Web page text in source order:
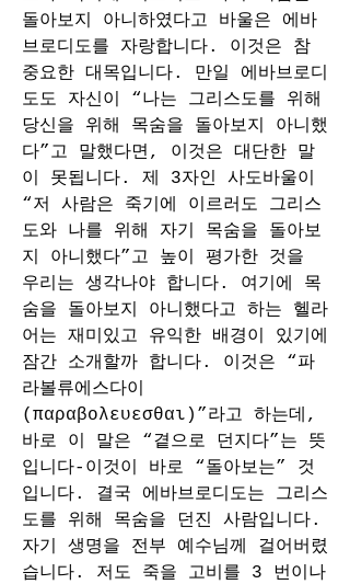
돌아보지 아니하였다고 바울은 에바
브로디도를 자랑합니다. 이것은 참
중요한 대목입니다. 만일 에바브로디
도도 자신이 “나는 그리스도를 위해
당신을 위해 목숨을 돌아보지 아니했
다”고 말했다면, 이것은 대단한 말
이 못됩니다. 제 3자인 사도바울이
“저 사람은 죽기에 이르러도 그리스
도와 나를 위해 자기 목숨을 돌아보
지 아니했다”고 높이 평가한 것을
우리는 생각나야 합니다. 여기에 목
숨을 돌아보지 아니했다고 하는 헬라
어는 재미있고 유익한 배경이 있기에
잠간 소개할까 합니다. 이것은 “파
라볼류에스다이
(παραβολευεσθαι)”라고 하는데,
바로 이 말은 “곁으로 던지다”는 뜻
입니다-이것이 바로 “돌아보는” 것
입니다. 결국 에바브로디도는 그리스
도를 위해 목숨을 던진 사람입니다.
자기 생명을 전부 예수님께 걸어버렸
습니다. 저도 죽을 고비를 3 번이나